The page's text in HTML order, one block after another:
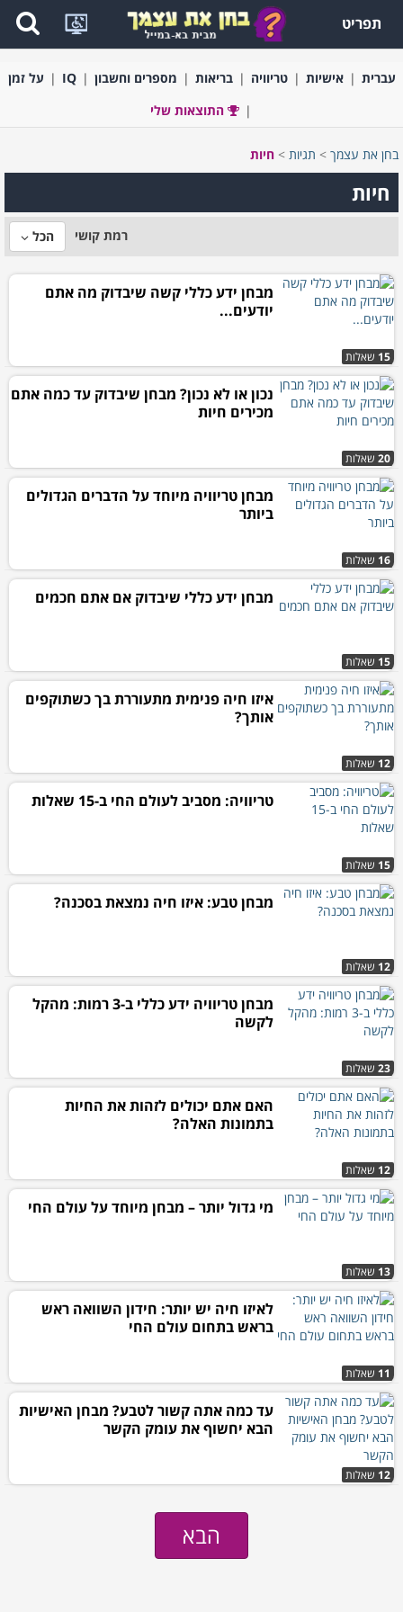
תפריט
עברית אישיות טריוויה בריאות מספרים וחשבון IQ
על זמן
התוצאות שלי
בחן את עצמך > תגיות > חיות
חיות
רמת קושי הכל
15 שאלות
מבחן ידע כללי קשה שיבדוק מה אתם
יודעים...
20 שאלות
נכון או לא נכון? מבחן שיבדוק עד כמה אתם
מכירים חיות
16 שאלות
מבחן טריוויה מיוחד על הדברים הגדולים
ביותר
15 שאלות
מבחן ידע כללי שיבדוק אם אתם חכמים
12 שאלות
איזו חיה פנימית מתעוררת בך כשתוקפים
אותך?
15 שאלות
טריוויה: מסביב לעולם החי ב-15 שאלות
12 שאלות
מבחן טבע: איזו חיה נמצאת בסכנה?
23 שאלות
מבחן טריוויה ידע כללי ב-3 רמות: מהקל
לקשה
12 שאלות
האם אתם יכולים לזהות את החיות
בתמונות האלה?
13 שאלות
מי גדול יותר – מבחן מיוחד על עולם החי
11 שאלות
לאיזו חיה יש יותר: חידון השוואה ראש
בראש בתחום עולם החי
12 שאלות
עד כמה אתה קשור לטבע? מבחן האישיות
הבא יחשוף את עומק הקשר
הבא